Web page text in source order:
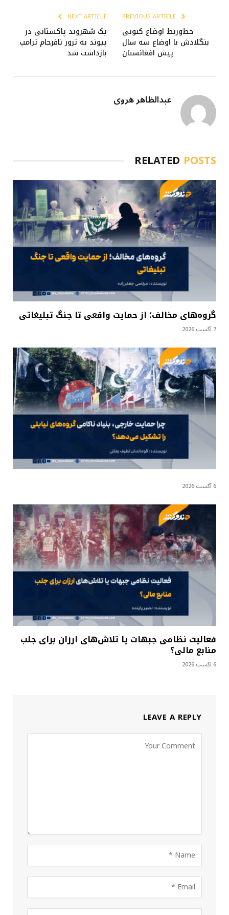
خط‌وربط اوضاع کنونی
بنگلادش با اوضاع سه سال
پیش افغانستان
NEXT ARTICLE
یک شهروند پاکستانی در
پیوند به ترور نافرجام ترامپ
بازداشت شد
عبدالظاهر هروی
RELATED POSTS
گروه‌های مخالف؛ از حمایت واقعی تا جنگ تبلیغاتی
7 آگست 2026
6 آگست 2026
فعالیت نظامی جبهات یا تلاش‌های ارزان برای جلب
منابع مالی؟
6 آگست 2026
LEAVE A REPLY